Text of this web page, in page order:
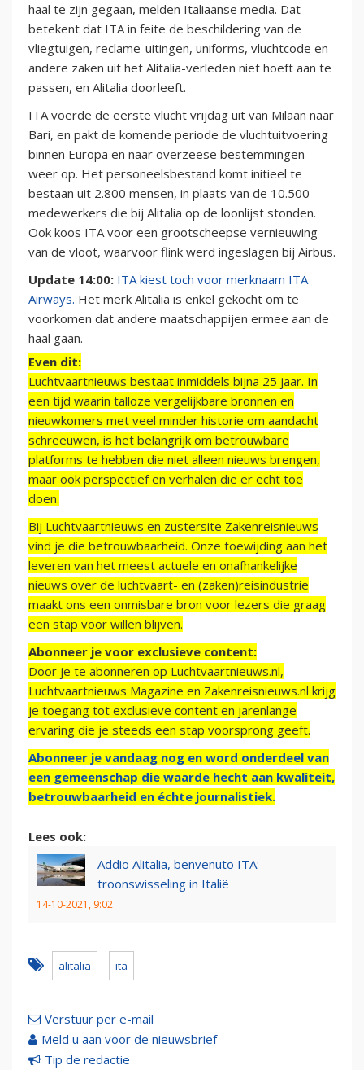
haal te zijn gegaan, melden Italiaanse media. Dat
betekent dat ITA in feite de beschildering van de
vliegtuigen, reclame-uitingen, uniforms, vluchtcode en
andere zaken uit het Alitalia-verleden niet hoeft aan te
passen, en Alitalia doorleeft.
ITA voerde de eerste vlucht vrijdag uit van Milaan naar
Bari, en pakt de komende periode de vluchtuitvoering
binnen Europa en naar overzeese bestemmingen
weer op. Het personeelsbestand komt initieel te
bestaan uit 2.800 mensen, in plaats van de 10.500
medewerkers die bij Alitalia op de loonlijst stonden.
Ook koos ITA voor een grootscheepse vernieuwing
van de vloot, waarvoor flink werd ingeslagen bij Airbus.
Update 14:00: ITA kiest toch voor merknaam ITA
Airways. Het merk Alitalia is enkel gekocht om te
voorkomen dat andere maatschappijen ermee aan de
haal gaan.
Even dit:
Luchtvaartnieuws bestaat inmiddels bijna 25 jaar. In
een tijd waarin talloze vergelijkbare bronnen en
nieuwkomers met veel minder historie om aandacht
schreeuwen, is het belangrijk om betrouwbare
platforms te hebben die niet alleen nieuws brengen,
maar ook perspectief en verhalen die er echt toe
doen.
Bij Luchtvaartnieuws en zustersite Zakenreisnieuws
vind je die betrouwbaarheid. Onze toewijding aan het
leveren van het meest actuele en onafhankelijke
nieuws over de luchtvaart- en (zaken)reisindustrie
maakt ons een onmisbare bron voor lezers die graag
een stap voor willen blijven.
Abonneer je voor exclusieve content:
Door je te abonneren op Luchtvaartnieuws.nl,
Luchtvaartnieuws Magazine en Zakenreisnieuws.nl krijg
je toegang tot exclusieve content en jarenlange
ervaring die je steeds een stap voorsprong geeft.
Abonneer je vandaag nog en word onderdeel van
een gemeenschap die waarde hecht aan kwaliteit,
betrouwbaarheid en échte journalistiek.
Lees ook:
Addio Alitalia, benvenuto ITA:
troonswisseling in Italië
14-10-2021, 9:02
alitalia ita
Verstuur per e-mail
Meld u aan voor de nieuwsbrief
Tip de redactie